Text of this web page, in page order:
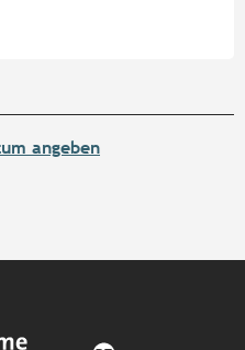
angeben